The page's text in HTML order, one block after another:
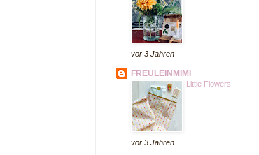
vor 3 Jahren
FREULEINMIMI
Little Flowers
vor 3 Jahren